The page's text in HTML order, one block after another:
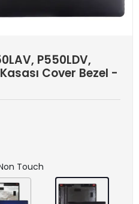
P550LDV,
Cover Bezel -
Touch